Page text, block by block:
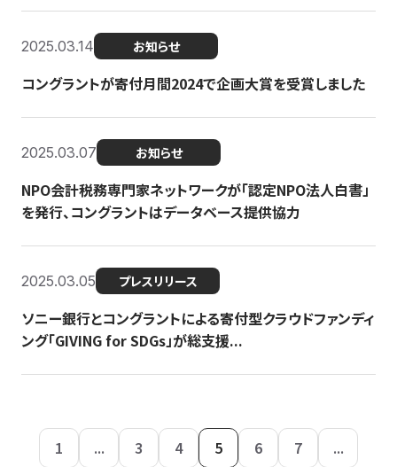
2025.03.14 お知らせ
コングラントが寄付月間2024で企画大賞を受賞しました
2025.03.07 お知らせ
NPO会計税務専門家ネットワークが「認定NPO法人白書」
を発行、コングラントはデータベース提供協力
2025.03.05 プレスリリース
ソニー銀行とコングラントによる寄付型クラウドファンディ
ング「GIVING for SDGs」が総支援...
1 ... 3 4 5 6 7
...